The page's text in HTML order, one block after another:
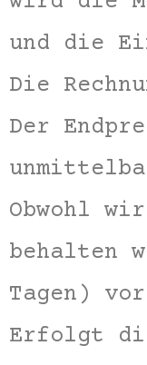
und die
Die
Der
Obwohl
behalten
Tagen)
Erfolgt